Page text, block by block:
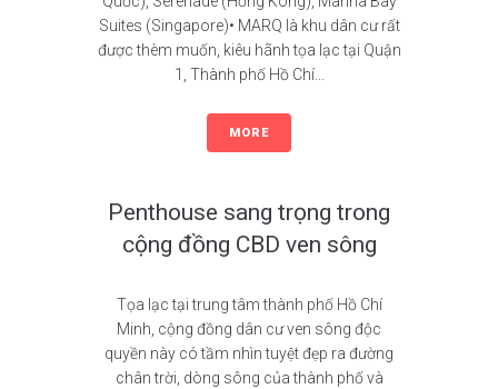
Suites (Singapore)• MARQ là khu dân cư rất
được thèm muốn, kiêu hãnh tọa lạc tại Quận
1, Thành phố Hồ Chí...
MORE
Penthouse sang trọng trong
cộng đồng CBD ven sông
Tọa lạc tại trung tâm thành phố Hồ Chí
Minh, cộng đồng dân cư ven sông độc
quyền này có tầm nhìn tuyệt đẹp ra đường
chân trời, dòng sông của thành phố và